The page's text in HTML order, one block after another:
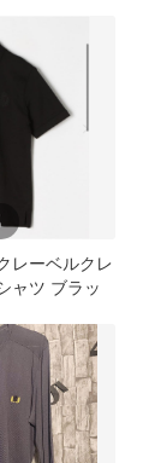
レーベルクレ
ャツ ブラッ